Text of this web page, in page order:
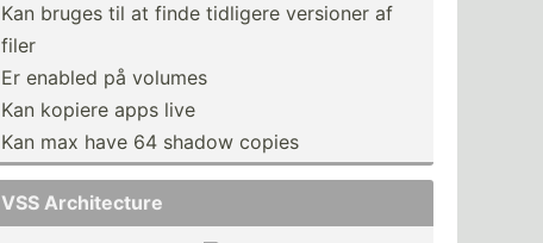
Kan bruges til at finde tidligere versioner af
filer
Er enabled på volumes
Kan kopiere apps live
Kan max have 64 shadow copies
VSS Archit­ecture